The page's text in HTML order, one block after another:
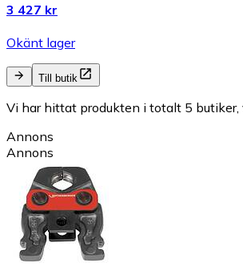
3 427 kr
Okänt lager
Till butik
Vi har hittat produkten i totalt 5
Annons
Annons